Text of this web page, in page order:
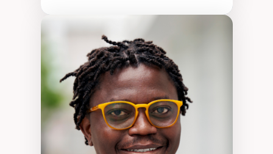
Expertises
Trajectoires migratoires
Migrations forcées
Études des frontières; Enjeux géopolitiques
des migrations
Politiques migratoires
Réfugiés
Demandeurs d’asile
Migrations irrégulières
Migrations temporaires
Migration et changement climatique
Migration et développement